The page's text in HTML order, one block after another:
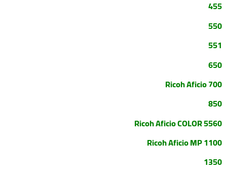
455
550
551
650
Ricoh Aficio 700
850
Ricoh Aficio COLOR 5560
Ricoh Aficio MP 1100
1350